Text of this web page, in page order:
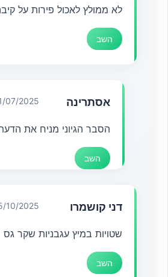
לא ממולץ לאכול פירות על
השב
אסתרינה 31/07/2025 בשעה
הסבר הגיוני מניח את
השב
דני קושמרו 25/10/2025 בשעה
שטויות במיץ עגבניות שקר גס
השב